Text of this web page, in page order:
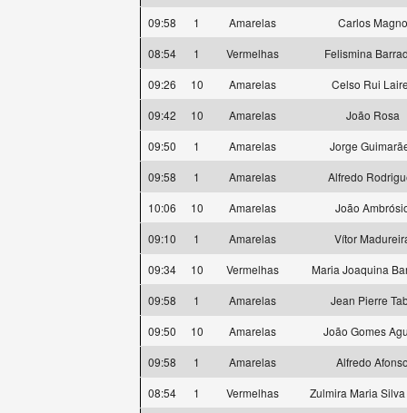
09:58
1 Amarelas
Carlos Magno
08:54
1 Vermelhas
Felismina
09:26
10 Amarelas
Celso Rui
09:42
10 Amarelas
João Rosa
09:50
1 Amarelas
Jorge
09:58
1 Amarelas
Alfredo
10:06
10 Amarelas
João
09:10
1 Amarelas
Vítor
09:34
10 Vermelhas
Maria Joaquina
09:58
1 Amarelas
Jean Pierre
09:50
10 Amarelas
João Gomes
09:58
1 Amarelas
Alfredo
08:54
1 Vermelhas
Zulmira Maria